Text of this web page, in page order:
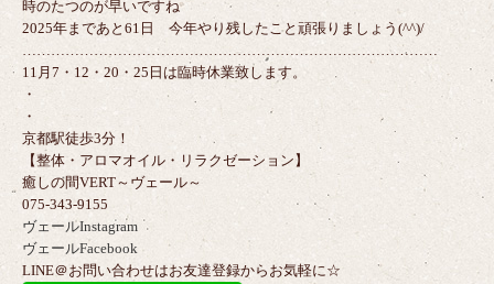
時のたつのが早いですね
2025年まであと61日 今年やり残したこと頑張りましょう(^^)/
……………………………………………………………………………
11月7・12・20・25日は臨時休業致します。
・
・
京都駅徒歩3分！
【整体・アロマオイル・リラクゼーション】
癒しの間VERT～ヴェール～
075-343-9155
ヴェールInstagram
ヴェールFacebook
LINE＠お問い合わせはお友達登録からお気軽に☆